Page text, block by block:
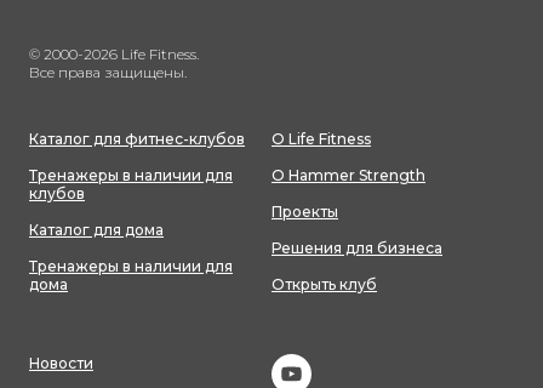
© 2000-2026 Life Fitness.
Все права защищены.
Каталог для фитнес-клубов
Тренажеры в наличии для
клубов
Каталог для дома
Тренажеры в наличии для
дома
О Life Fitness
О Hammer Strength
Проекты
Решения для бизнеса
Открыть клуб
Новости